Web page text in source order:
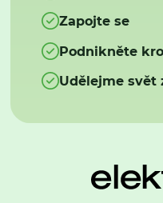
Zapojte se
Podnikněte
Udělejme svět